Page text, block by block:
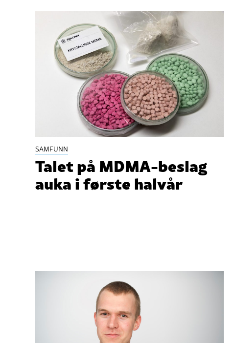
SAMFUNN
Talet på MDMA-beslag
auka i første halvår